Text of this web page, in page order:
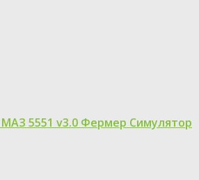
5551 v3.0 Фермер Симулятор